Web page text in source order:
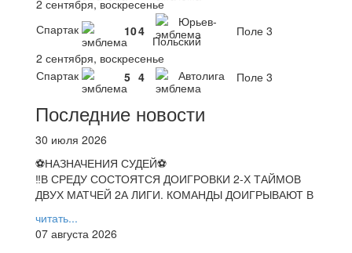
2 сентября, воскресенье
Спартак
104
Юрьев-
Польский
Поле 3
2 сентября, воскресенье
Спартак
5 4 Автолига Поле 3
Последние новости
30 июля 2026
⚽НАЗНАЧЕНИЯ СУДЕЙ⚽
‼В СРЕДУ СОСТОЯТСЯ ДОИГРОВКИ 2-Х ТАЙМОВ
ДВУХ МАТЧЕЙ 2А ЛИГИ. КОМАНДЫ ДОИГРЫВАЮТ В
читать...
07 августа 2026